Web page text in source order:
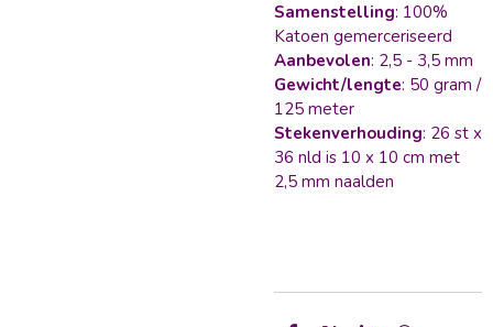
Samenstelling: 100%
Katoen gemerceriseerd
Aanbevolen: 2,5 - 3,5 mm
Gewicht/lengte: 50 gram /
125 meter
Stekenverhouding: 26 st x
36 nld is 10 x 10 cm met
2,5 mm naalden